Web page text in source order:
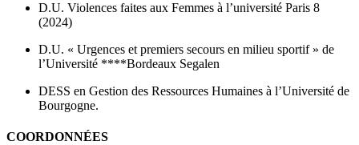
D.U. Violences faites aux Femmes à l’université Paris 8
(2024)
D.U. « Urgences et premiers secours en milieu sportif » de
l’Université ****Bordeaux Segalen
DESS en Gestion des Ressources Humaines à l’Université de
Bourgogne.
COORDONNÉES